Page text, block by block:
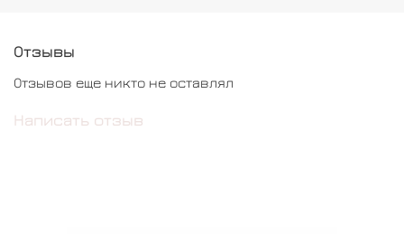
Цвет шаров можно сделать другой - укажите в
Отзывы
Отзывов еще никто не оставлял
Написать отзыв